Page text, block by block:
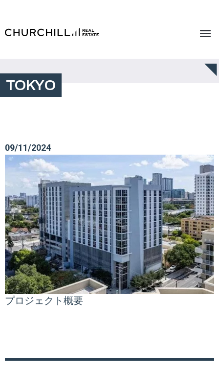
TOKYO
09/11/2024
プロジェクト概要